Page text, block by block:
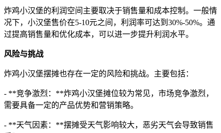
炸鸡小汉堡的利润空间主要取决于销售量和成本控制。一般情
况下，小汉堡售价在5-10元之间，利润率可达到30%-50%。通
过提高销售量和优化成本，可以进一步提升利润水平。
风险与挑战
炸鸡小汉堡摆摊也存在一定的风险和挑战。主要包括：
- **竞争激烈：**炸鸡小汉堡摊位较为常见，市场竞争激烈，
需要具备一定的产品优势和营销策略。
- **天气因素：**摆摊受天气影响较大，恶劣天气会导致销售